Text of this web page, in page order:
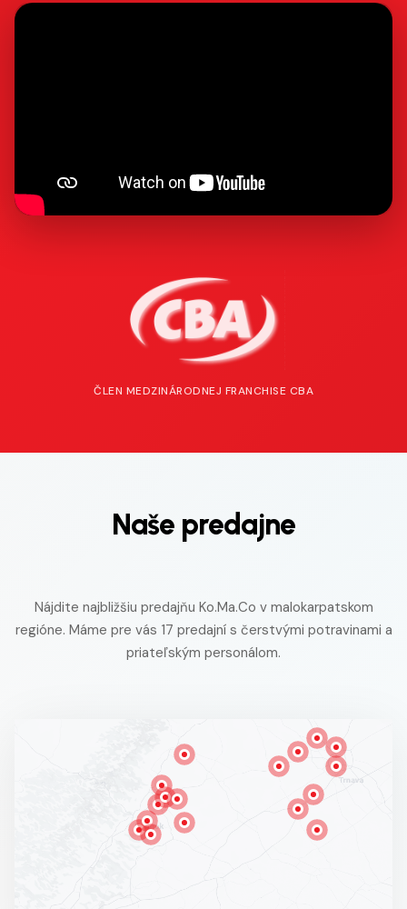
ČLEN MEDZINÁRODNEJ FRANCHISE CBA
Naše predajne
Nájdite najbližšiu predajňu Ko.Ma.Co v malokarpatskom
regióne. Máme pre vás 17 predajní s čerstvými potravinami a
priateľským personálom.